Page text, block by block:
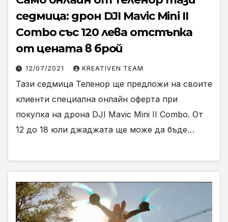
седмица: дрон DJI Mavic Mini II
Combo със 120 лева отстъпка
от цената в брой
12/07/2021 KREATIVEN TEAM
Тази седмица Теленор ще предложи на своите
клиенти специална онлайн оферта при
покупка на дрона DJI Mavic Mini II Combo. От
12 до 18 юли джаджата ще може да бъде…